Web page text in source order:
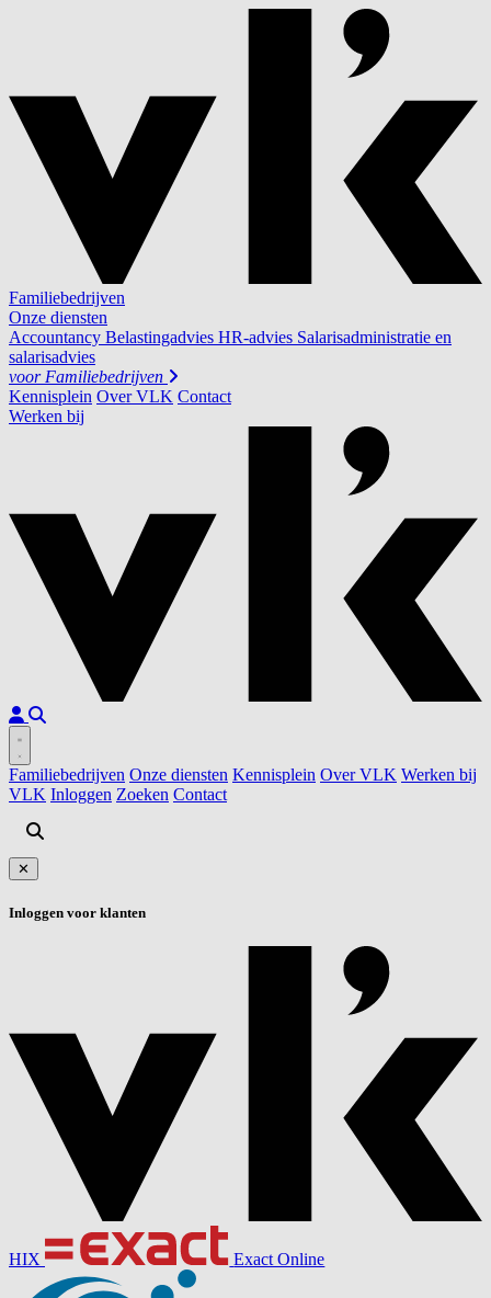
Familiebedrijven
Onze diensten
Accountancy Belastingadvies HR-advies Salarisadministratie en
salarisadvies
voor Familiebedrijven
Kennisplein Over VLK Contact
Werken bij
Familiebedrijven Onze diensten Kennisplein Over VLK Werken bij
VLK Inloggen Zoeken Contact
✕
Inloggen voor klanten
HIX Exact Online